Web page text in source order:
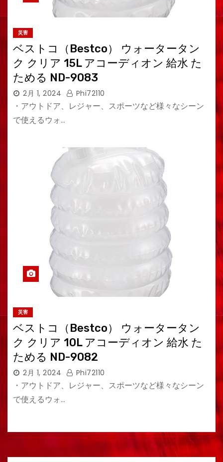
災害
ベストコ（Bestco） ウォータータン
ク クリア 15L アコーディオン 給水 た
ためる ND-9083
2月 1, 2024 Phi72110
・アウトドア、レジャー、スポーツなど様々なシーン
で使えるウォ…
災害
ベストコ（Bestco） ウォータータン
ク クリア 10L アコーディオン 給水 た
ためる ND-9082
2月 1, 2024 Phi72110
・アウトドア、レジャー、スポーツなど様々なシーン
で使えるウォ…